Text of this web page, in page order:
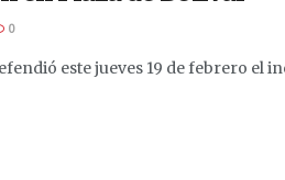
0
este jueves 19 de febrero el